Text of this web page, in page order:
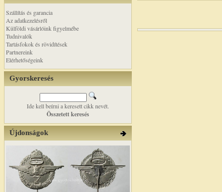
Szállítás és garancia
Az adatkezelésről
Külföldi vásárlóink figyelmébe
Tudnivalók
Tartásfokok és rövidítések
Partnereink
Elérhetőségeink
Gyorskeresés
Ide kell beírni a keresett cikk nevét.
Összetett keresés
Újdonságok